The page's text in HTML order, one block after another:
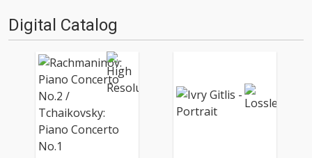
Digital Catalog